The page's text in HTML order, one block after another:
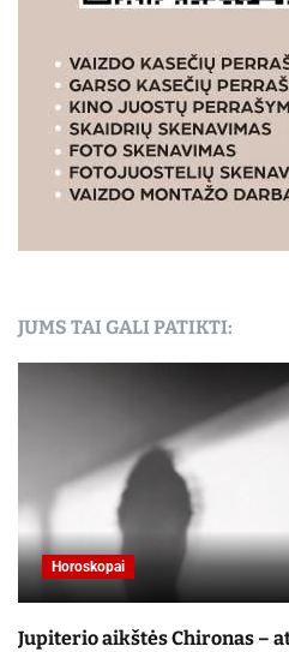
JUMS TAI GALI PATIKTI:
Horoskopai
Jupiterio aikštės Chironas –